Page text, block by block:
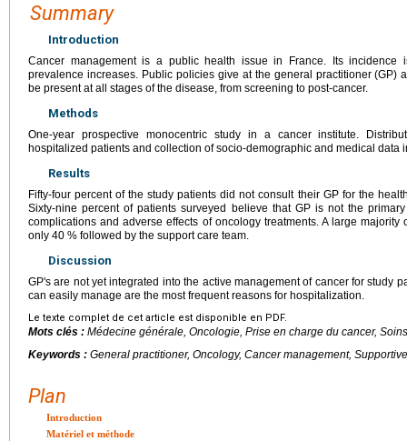
Summary
Introduction
Cancer management is a public health issue in France. Its incidence
prevalence increases. Public policies give at the general practitioner (GP)
be present at all stages of the disease, from screening to post-cancer.
Methods
One-year prospective monocentric study in a cancer institute.
hospitalized patients and collection of socio-demographic and medical data
Results
Fifty-four percent of the study patients did not consult their GP for the
Sixty-nine percent of patients surveyed believe that GP is not the
complications and adverse effects of oncology treatments. A large
only 40 % followed by the support care team.
Discussion
GP's are not yet integrated into the active management of cancer for study
can easily manage are the most frequent reasons for hospitalization.
Le texte complet de cet article est disponible en PDF.
Mots clés : Médecine générale, Oncologie, Prise en charge du cancer,
Keywords : General practitioner, Oncology, Cancer management,
Plan
Introduction
Matériel et méthode